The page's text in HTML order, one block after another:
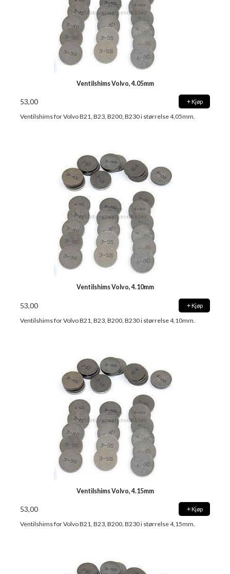
Ventilshims Volvo, 4.05mm
53,00 Kjøp
Ventilshims for Volvo B21, B23, B200, B230 i størrelse 4,05mm.
Ventilshims Volvo, 4.10mm
53,00 Kjøp
Ventilshims for Volvo B21, B23, B200, B230 i størrelse 4,10mm.
Ventilshims Volvo, 4.15mm
53,00 Kjøp
Ventilshims for Volvo B21, B23, B200, B230 i størrelse 4,15mm.